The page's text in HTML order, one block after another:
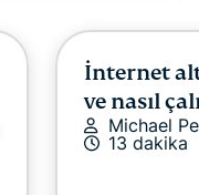
İnternet
ve nasıl
Michael
13 dakika